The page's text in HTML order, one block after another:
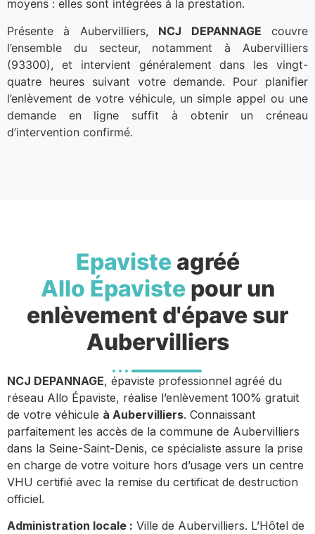
moyens : elles sont intégrées à la prestation.
Présente à Aubervilliers, NCJ DEPANNAGE couvre
l’ensemble du secteur, notamment à Aubervilliers
(93300), et intervient généralement dans les vingt-
quatre heures suivant votre demande. Pour planifier
l’enlèvement de votre véhicule, un simple appel ou une
demande en ligne suffit à obtenir un créneau
d’intervention confirmé.
Epavisteagréé
Allo Épavistepour un
enlèvement d'épave sur
Aubervilliers
NCJ DEPANNAGE, épaviste professionnel agréé du
réseau Allo Épaviste, réalise l’enlèvement 100% gratuit
de votre véhicule à Aubervilliers. Connaissant
parfaitement les accès de la commune de Aubervilliers
dans la Seine-Saint-Denis, ce spécialiste assure la prise
en charge de votre voiture hors d’usage vers un centre
VHU certifié avec la remise du certificat de destruction
officiel.
Administration locale : Ville de Aubervilliers. L’Hôtel de